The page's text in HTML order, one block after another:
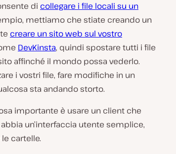
di collegare i file locali su un
mettiamo che stiate creando un
creare un sito web sul vostro
DevKinsta, quindi spostare tutti i file
affinché il mondo possa vederlo.
i vostri file, fare modifiche in un
sta andando storto.
importante è usare un client che
un’interfaccia utente semplice,
cartelle.